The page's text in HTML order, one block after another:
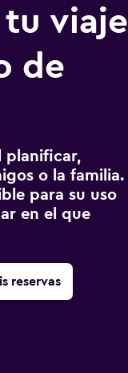
viaje
de
planificar,
o la familia.
para su uso
en el que
reservas